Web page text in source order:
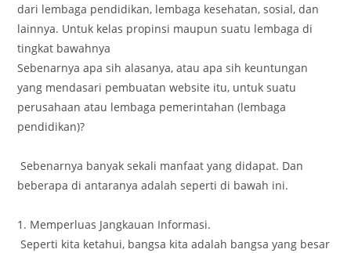
dari lembaga pendidikan, lembaga kesehatan, sosial, dan
lainnya. Untuk kelas propinsi maupun suatu lembaga di
tingkat bawahnya
Sebenarnya apa sih alasanya, atau apa sih keuntungan
yang mendasari pembuatan website itu, untuk suatu
perusahaan atau lembaga pemerintahan (lembaga
pendidikan)?
Sebenarnya banyak sekali manfaat yang didapat. Dan
beberapa di antaranya adalah seperti di bawah ini.
1. Memperluas Jangkauan Informasi.
Seperti kita ketahui, bangsa kita adalah bangsa yang besar